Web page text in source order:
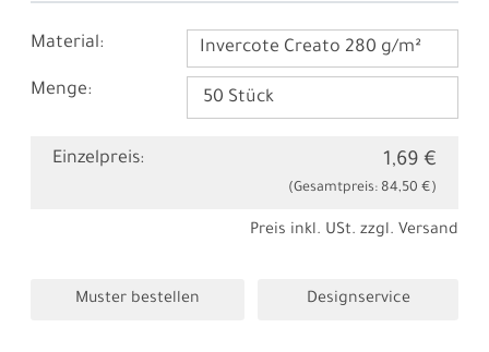
Material: Invercote Creato 280 g/m²
Menge:
Einzelpreis: 1,69 €
(Gesamtpreis: 84,50 €)
Preis inkl. USt. zzgl. Versand
Muster bestellen Designservice